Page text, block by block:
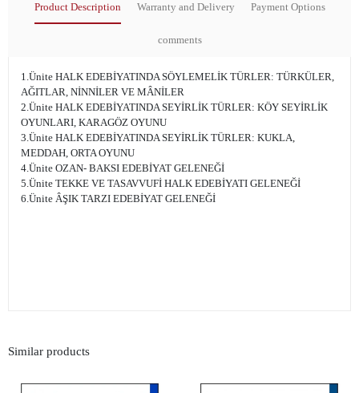
Product Description Warranty and Delivery Payment Options
comments
1.Ünite HALK EDEBİYATINDA SÖYLEMELİK TÜRLER: TÜRKÜLER,
AĞITLAR, NİNNİLER VE MÂNİLER
2.Ünite HALK EDEBİYATINDA SEYİRLİK TÜRLER: KÖY SEYİRLİK
OYUNLARI, KARAGÖZ OYUNU
3.Ünite HALK EDEBİYATINDA SEYİRLİK TÜRLER: KUKLA,
MEDDAH, ORTA OYUNU
4.Ünite OZAN- BAKSI EDEBİYAT GELENEĞİ
5.Ünite TEKKE VE TASAVVUFİ HALK EDEBİYATI GELENEĞİ
6.Ünite ÂŞIK TARZI EDEBİYAT GELENEĞİ
Similar products